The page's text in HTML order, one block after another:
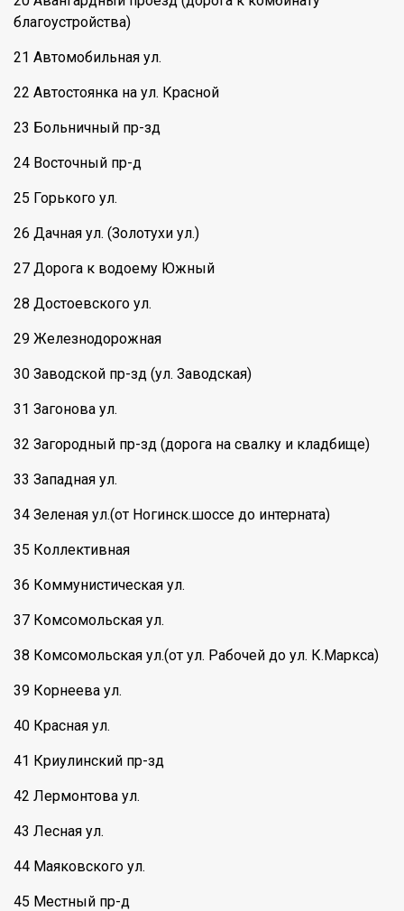
благоустройства)
21 Автомобильная ул.
22 Автостоянка на ул. Красной
23 Больничный пр-зд
24 Восточный пр-д
25 Горького ул.
26 Дачная ул. (Золотухи ул.)
27 Дорога к водоему Южный
28 Достоевского ул.
29 Железнодорожная
30 Заводской пр-зд (ул. Заводская)
31 Загонова ул.
32 Загородный пр-зд (дорога на свалку и кладбище)
33 Западная ул.
34 Зеленая ул.(от Ногинск.шоссе до интерната)
35 Коллективная
36 Коммунистическая ул.
37 Комсомольская ул.
38 Комсомольская ул.(от ул. Рабочей до ул. К.Маркса)
39 Корнеева ул.
40 Красная ул.
41 Криулинский пр-зд
42 Лермонтова ул.
43 Лесная ул.
44 Маяковского ул.
45 Местный пр-д